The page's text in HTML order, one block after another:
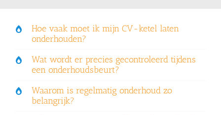
Hoe vaak moet ik mijn CV-ketel laten
onderhouden?
Wat wordt er precies gecontroleerd tijdens
een onderhoudsbeurt?
Waarom is regelmatig onderhoud zo
belangrijk?